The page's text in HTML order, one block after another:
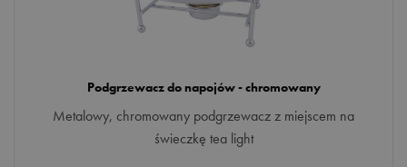
Podgrzewacz do napojów - chromowany
Metalowy, chromowany podgrzewacz z miejscem na
świeczkę tea light